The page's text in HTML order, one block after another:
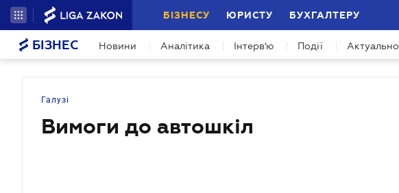
БІЗНЕСУ ЮРИСТУ БУХГАЛТЕРУ
БІЗНЕС Новини Аналітика Інтерв'ю Події Актуально
Галузі
Вимоги до автошкіл